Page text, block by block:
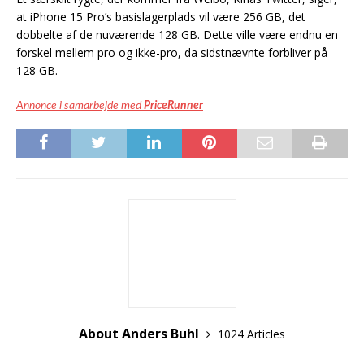
at iPhone 15 Pro’s basislagerplads vil være 256 GB, det
dobbelte af de nuværende 128 GB. Dette ville være endnu en
forskel mellem pro og ikke-pro, da sidstnævnte forbliver på
128 GB.
Annonce i samarbejde med PriceRunner
About Anders Buhl
1024 Articles